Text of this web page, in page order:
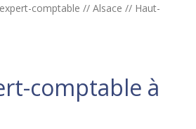
comptable // Alsace // Haut-
comptable à